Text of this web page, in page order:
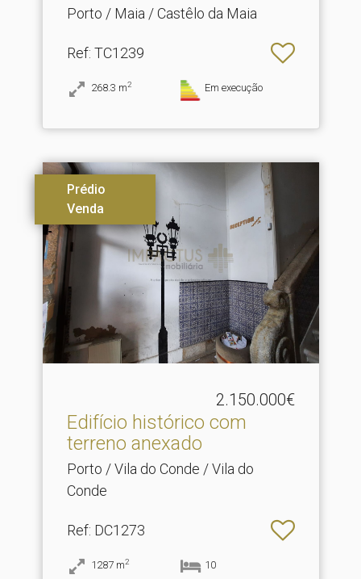
Porto / Maia / Castêlo da Maia
Ref: TC1239
268.3 m2 Em execução
Prédio
Venda
2.150.000€
Edifício histórico com
terreno anexado
Porto / Vila do Conde / Vila do
Conde
Ref: DC1273
1287 m2 10